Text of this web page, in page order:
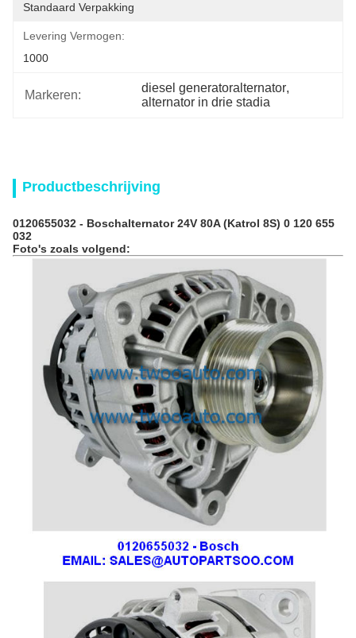
Standaard Verpakking
Levering Vermogen:
1000
Markeren:
diesel generatoralternator,
alternator in drie stadia
Productbeschrijving
0120655032 - Boschalternator24V 80A (Katrol 8S) 0 120 655
032
Foto's zoals volgend: